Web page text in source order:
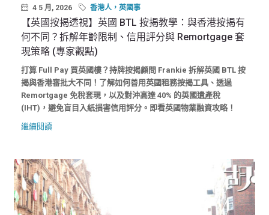
4 5 月, 2026 香港人，英國事
【英國按揭透視】英國 BTL 按揭教學：與香港按揭有
何不同？拆解年齡限制、信用評分與 Remortgage 套
現策略 (專家觀點)
打算 Full Pay 買英國樓？持牌按揭顧問 Frankie 拆解英國 BTL 按
揭與香港審批大不同！了解如何善用英國租務按揭工具、透過
Remortgage 免稅套現，以及對沖高達 40% 的英國遺產稅
(IHT)，避免盲目入紙損害信用評分。即看英國物業融資攻略！
繼續閱讀